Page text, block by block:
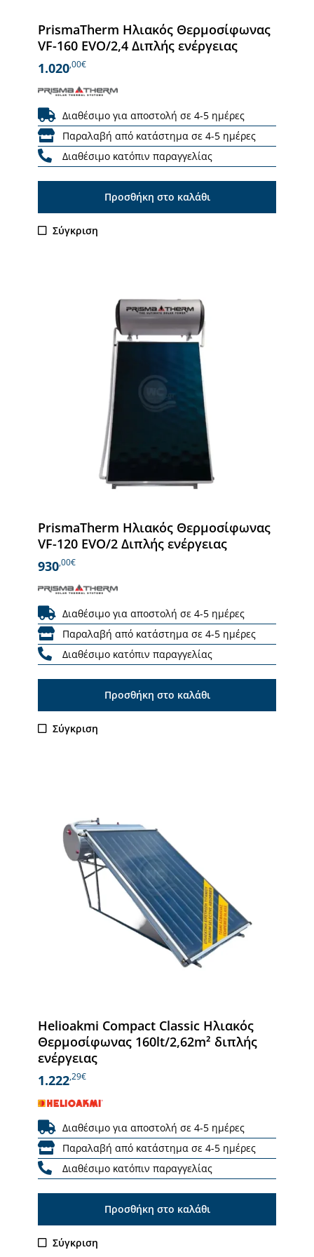
Η εγκατάσταση ενός ηλιακού θερμοσίφωνα
διπλής ενέργειας αποτελεί μια έξυπνη
επένδυση για το σπίτι ή την επιχείρησή σας.
Μειώνει τα λειτουργικά κόστη, προστατεύει το
περιβάλλον και εξασφαλίζει άνεση κάθε στιγμή.
Ανάλογα με τις ανάγκες σας, υπάρχουν διάφορα
μοντέλα και μεγέθη, ώστε να βρείτε αυτό που
σας ταιριάζει.
PrismaTherm Ηλιακός Θερμοσίφωνας
VF-160 EVO/2,4 Διπλής ενέργειας
1.020,00€
Διαθέσιμο για αποστολή σε 4-5 ημέρες
Παραλαβή από κατάστημα σε 4-5 ημέρες
Διαθέσιμο κατόπιν παραγγελίας
Προσθήκη στο καλάθι
Σύγκριση
PrismaTherm Ηλιακός Θερμοσίφωνας
VF-120 EVO/2 Διπλής ενέργειας
930,00€
Διαθέσιμο για αποστολή σε 4-5 ημέρες
Παραλαβή από κατάστημα σε 4-5 ημέρες
Διαθέσιμο κατόπιν παραγγελίας
Προσθήκη στο καλάθι
Σύγκριση
Helioakmi Compact Classic Ηλιακός
Θερμοσίφωνας 160lt/2,62m² διπλής
ενέργειας
1.222,29€
Διαθέσιμο για αποστολή σε 4-5 ημέρες
Παραλαβή από κατάστημα σε 4-5 ημέρες
Διαθέσιμο κατόπιν παραγγελίας
Προσθήκη στο καλάθι
Σύγκριση